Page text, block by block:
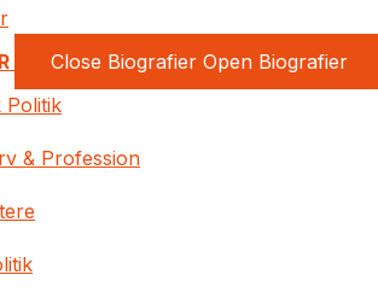
Close Biografier Open Biografier
Politik
& Profession